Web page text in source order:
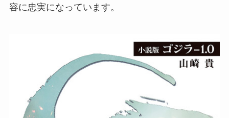
容に忠実になっています。